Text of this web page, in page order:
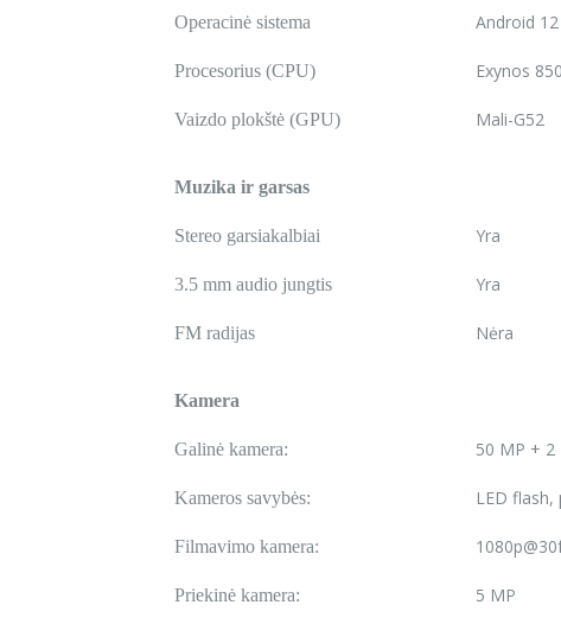
Operacinė sistema Android 12
Procesorius (CPU) Exynos
Vaizdo plokštė (GPU) Mali-G52
Muzika ir garsas
Stereo garsiakalbiai Yra
3.5 mm audio jungtis Yra
FM radijas Nėra
Kamera
Galinė kamera: 50 MP + 2
Kameros savybės: LED flash,
Filmavimo kamera:
Priekinė kamera: 5 MP